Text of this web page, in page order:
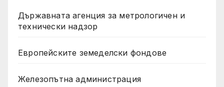
Държавната агенция за метрологичен и
технически надзор
Европейските земеделски фондове
Железопътна администрация